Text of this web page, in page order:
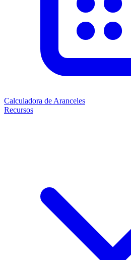
Calculadora de Aranceles
Recursos